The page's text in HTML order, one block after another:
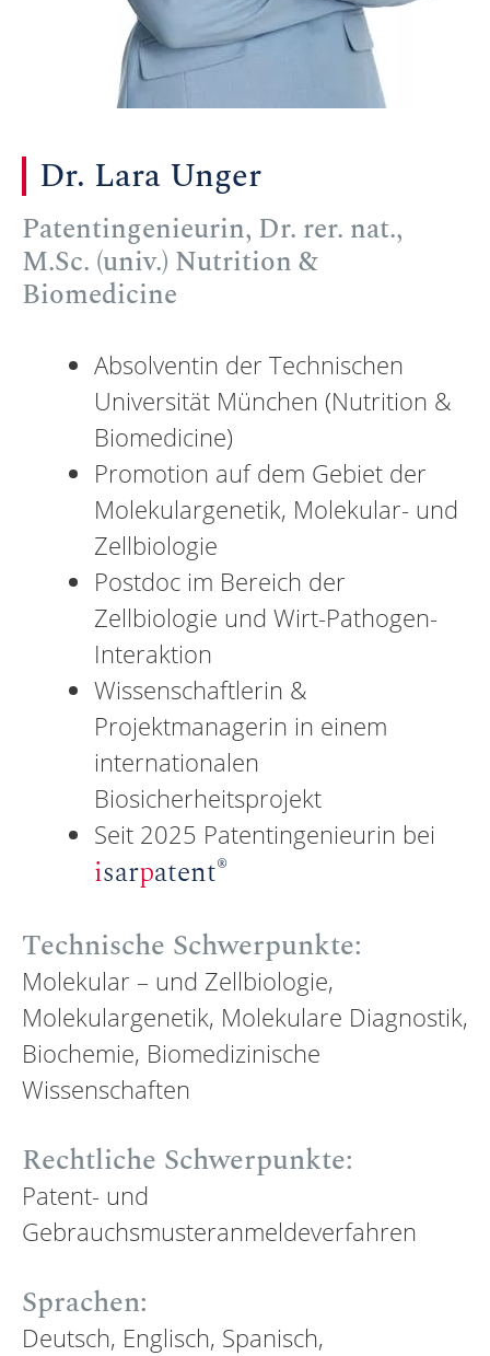
Dr. Lara Unger
Patentingenieurin, Dr. rer. nat.,
M.Sc. (univ.) Nutrition &
Biomedicine
Absolventin der Technischen
Universität München (Nutrition &
Biomedicine)
Promotion auf dem Gebiet der
Molekulargenetik, Molekular- und
Zellbiologie
Postdoc im Bereich der
Zellbiologie und Wirt-Pathogen-
Interaktion
Wissenschaftlerin &
Projektmanagerin in einem
internationalen
Biosicherheitsprojekt
Seit 2025 Patentingenieurin bei
isarpatent®
Technische Schwerpunkte:
Molekular – und Zellbiologie,
Molekulargenetik, Molekulare Diagnostik,
Biochemie, Biomedizinische
Wissenschaften
Rechtliche Schwerpunkte:
Patent- und
Gebrauchsmusteranmeldeverfahren
Sprachen:
Deutsch, Englisch, Spanisch,